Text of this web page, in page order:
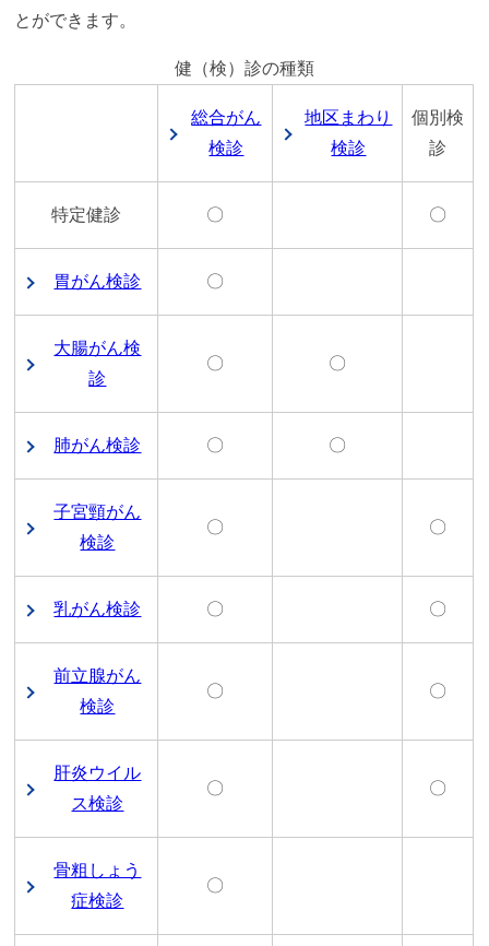
とができます。
健（検）診の種類
総合がん
検診
地区まわり
検診
個別検
診
特定健診 〇 〇
胃がん検診 〇
大腸がん検
診
〇 〇
肺がん検診 〇 〇
子宮頸がん
検診
〇 〇
乳がん検診 〇 〇
前立腺がん
検診
〇 〇
肝炎ウイル
ス検診
〇 〇
骨粗しょう
症検診
〇